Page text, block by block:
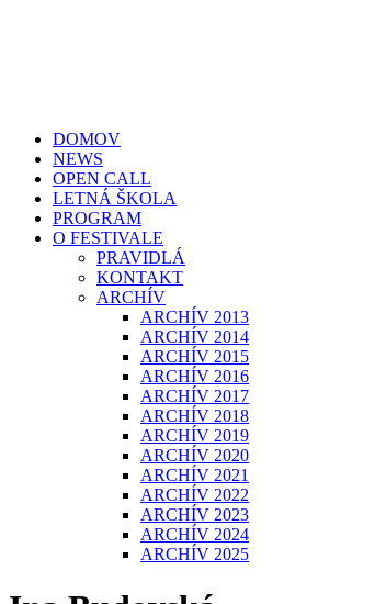
DOMOV
NEWS
OPEN CALL
LETNÁ ŠKOLA
PROGRAM
O FESTIVALE
PRAVIDLÁ
KONTAKT
ARCHÍV
ARCHÍV 2013
ARCHÍV 2014
ARCHÍV 2015
ARCHÍV 2016
ARCHÍV 2017
ARCHÍV 2018
ARCHÍV 2019
ARCHÍV 2020
ARCHÍV 2021
ARCHÍV 2022
ARCHÍV 2023
ARCHÍV 2024
ARCHÍV 2025